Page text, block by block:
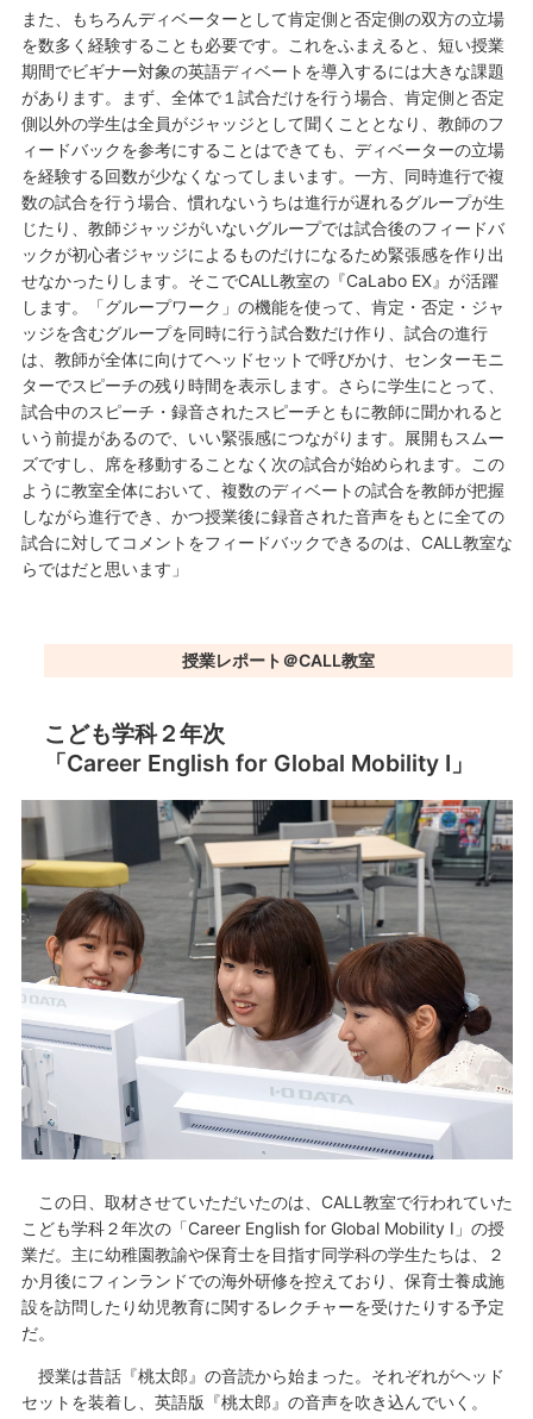
また、もちろんディベーターとして肯定側と否定側の双方の立場
を数多く経験することも必要です。これをふまえると、短い授業
期間でビギナー対象の英語ディベートを導入するには大きな課題
があります。まず、全体で１試合だけを行う場合、肯定側と否定
側以外の学生は全員がジャッジとして聞くこととなり、教師のフ
ィードバックを参考にすることはできても、ディベーターの立場
を経験する回数が少なくなってしまいます。一方、同時進行で複
数の試合を行う場合、慣れないうちは進行が遅れるグループが生
じたり、教師ジャッジがいないグループでは試合後のフィードバ
ックが初心者ジャッジによるものだけになるため緊張感を作り出
せなかったりします。そこでCALL教室の『CaLabo EX』が活躍
します。「グループワーク」の機能を使って、肯定・否定・ジャ
ッジを含むグループを同時に行う試合数だけ作り、試合の進行
は、教師が全体に向けてヘッドセットで呼びかけ、センターモニ
ターでスピーチの残り時間を表示します。さらに学生にとって、
試合中のスピーチ・録音されたスピーチともに教師に聞かれると
いう前提があるので、いい緊張感につながります。展開もスムー
ズですし、席を移動することなく次の試合が始められます。この
ように教室全体において、複数のディベートの試合を教師が把握
しながら進行でき、かつ授業後に録音された音声をもとに全ての
試合に対してコメントをフィードバックできるのは、CALL教室な
らではだと思います」
授業レポート＠CALL教室
こども学科２年次
「Career English for Global Mobility I」
この日、取材させていただいたのは、CALL教室で行われていた
こども学科２年次の「Career English for Global Mobility I」の授
業だ。主に幼稚園教諭や保育士を目指す同学科の学生たちは、２
か月後にフィンランドでの海外研修を控えており、保育士養成施
設を訪問したり幼児教育に関するレクチャーを受けたりする予定
だ。
授業は昔話『桃太郎』の音読から始まった。それぞれがヘッド
セットを装着し、英語版『桃太郎』の音声を吹き込んでいく。